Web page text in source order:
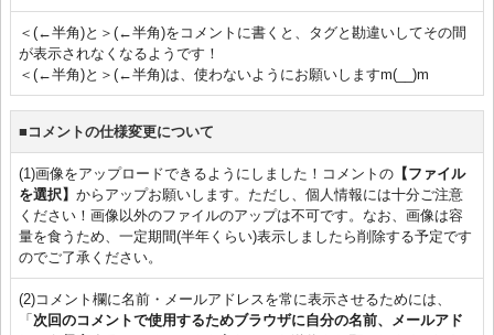
＜(←半角)と＞(←半角)をコメントに書くと、タグと勘違いしてその間
が表示されなくなるようです！
＜(←半角)と＞(←半角)は、使わないようにお願いしますm(__)m
■コメントの仕様変更について
(1)画像をアップロードできるようにしました！コメントの【ファイル
を選択】 からアップお願いします。ただし、個人情報には十分ご注意
ください！画像以外のファイルのアップは不可です。なお、画像は容
量を食うため、一定期間(半年くらい)表示しましたら削除する予定です
のでご了承ください。
(2)コメント欄に名前・メールアドレスを常に表示させるためには、
「次回のコメントで使用するためブラウザに自分の名前、メールアド